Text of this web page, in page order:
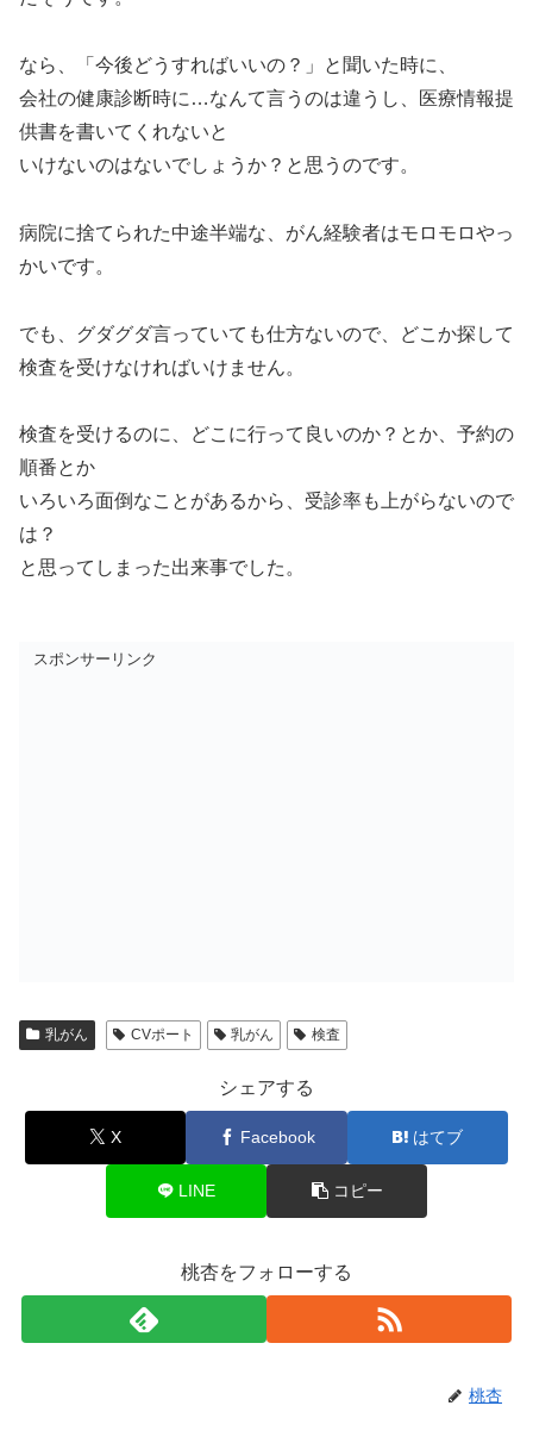
なら、「今後どうすればいいの？」と聞いた時に、
会社の健康診断時に…なんて言うのは違うし、医療情報提
供書を書いてくれないと
いけないのはないでしょうか？と思うのです。
病院に捨てられた中途半端な、がん経験者はモロモロやっ
かいです。
でも、グダグダ言っていても仕方ないので、どこか探して
検査を受けなければいけません。
検査を受けるのに、どこに行って良いのか？とか、予約の
順番とか
いろいろ面倒なことがあるから、受診率も上がらないので
は？
と思ってしまった出来事でした。
スポンサーリンク
乳がん CVポート 乳がん 検査
シェアする
X Facebook はてブ
LINE コピー
桃杏をフォローする
桃杏